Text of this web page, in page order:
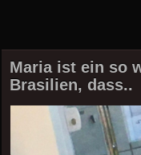
Maria ist ein so
Brasilien, dass..